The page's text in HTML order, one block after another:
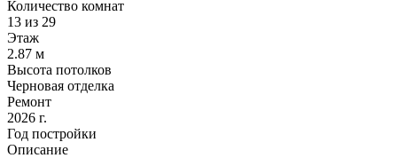
Количество комнат
13 из 29
Этаж
2.87 м
Высота потолков
Черновая отделка
Ремонт
2026 г.
Год постройки
Описание